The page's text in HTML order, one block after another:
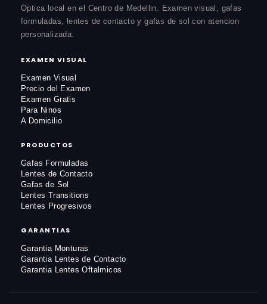
Optica local en el Centro de Medellin. Examen visual, gafas
formuladas, lentes de contacto y gafas de sol con atencion
personalizada.
EXAMEN VISUAL
Examen Visual
Precio del Examen
Examen Gratis
Para Ninos
A Domicilio
PRODUCTOS
Gafas Formuladas
Lentes de Contacto
Gafas de Sol
Lentes Transitions
Lentes Progresivos
GARANTIAS
Garantia Monturas
Garantia Lentes de Contacto
Garantia Lentes Oftalmicos